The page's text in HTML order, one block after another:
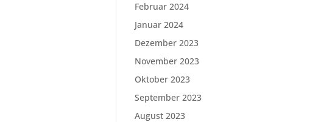
Februar 2024
Januar 2024
Dezember 2023
November 2023
Oktober 2023
September 2023
August 2023